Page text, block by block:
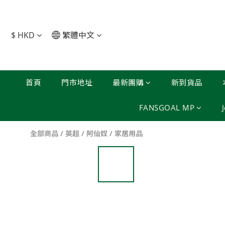
$ HKD 繁體中文
首頁 門市地址 最新團購 新到貨品
FANSGOAL MP
全部商品 / 英超 / 阿仙奴 / 家居用品